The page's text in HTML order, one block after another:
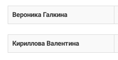
не несет.
Вероника Галкина
Кириллова Валентина